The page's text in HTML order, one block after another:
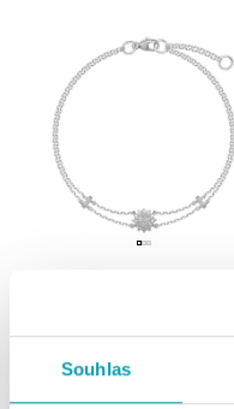
Souhlas
od 1 306 €